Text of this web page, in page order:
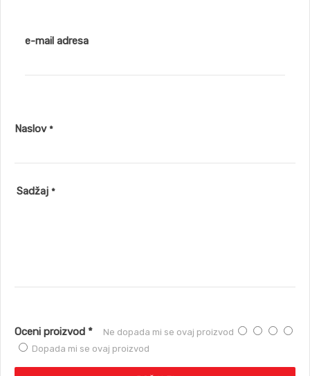
e-mail adresa
Naslov *
Sadžaj *
Oceni proizvod * Ne dopada mi se ovaj proizvod
Dopada mi se ovaj proizvod